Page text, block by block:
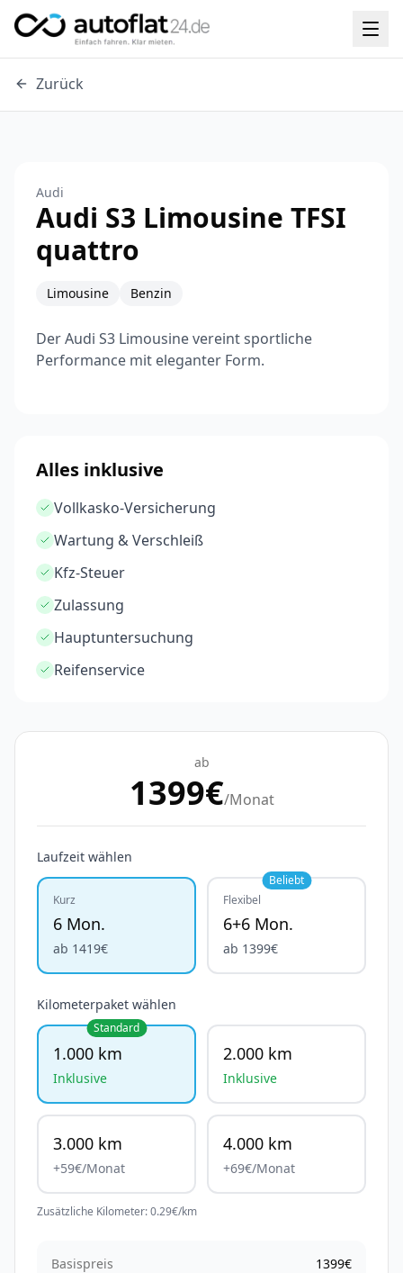
Zurück
Audi
Audi S3 Limousine TFSI
quattro
Limousine Benzin
Der Audi S3 Limousine vereint sportliche
Performance mit eleganter Form.
Alles inklusive
Vollkasko-Versicherung
Wartung & Verschleiß
Kfz-Steuer
Zulassung
Hauptuntersuchung
Reifenservice
ab
1399€/Monat
Laufzeit wählen
Kurz
6 Mon.
ab 1419€
Beliebt
Flexibel
6+6 Mon.
ab 1399€
Kilometerpaket wählen
Standard
1.000 km
Inklusive
2.000 km
Inklusive
3.000 km
+59€/Monat
4.000 km
+69€/Monat
Zusätzliche Kilometer:0.29€/km
Basispreis 1399€